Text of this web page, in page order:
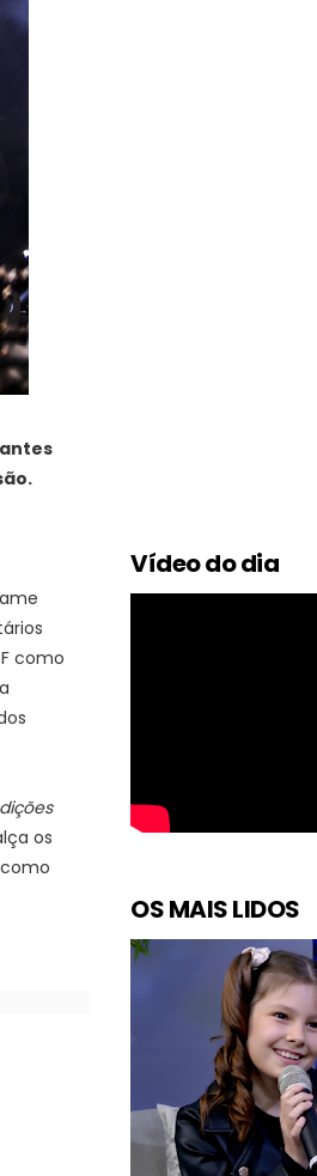
como
os
Vídeo do dia
OS MAIS LIDOS